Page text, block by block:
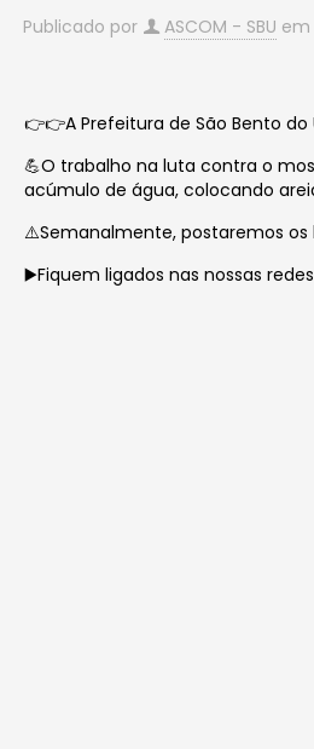
Publicado por ASCOM - SBU em
👉👉A Prefeitura de São Bento
💪O trabalho na luta contra o
acúmulo de água, colocando
⚠️Semanalmente, postaremos os
▶️Fiquem ligados nas nossas